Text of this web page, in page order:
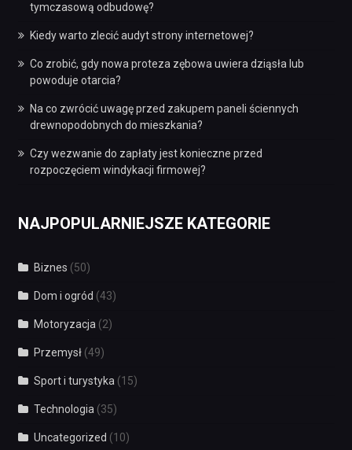
tymczasową odbudowę?
Kiedy warto zlecić audyt strony internetowej?
Co zrobić, gdy nowa proteza zębowa uwiera dziąsła lub
powoduje otarcia?
Na co zwrócić uwagę przed zakupem paneli ściennych
drewnopodobnych do mieszkania?
Czy wezwanie do zapłaty jest konieczne przed
rozpoczęciem windykacji firmowej?
NAJPOPULARNIEJSZE KATEGORIE
Biznes (50)
Dom i ogród (43)
Motoryzacja (2)
Przemysł(49)
Sport i turystyka (15)
Technologia (35)
Uncategorized (10)